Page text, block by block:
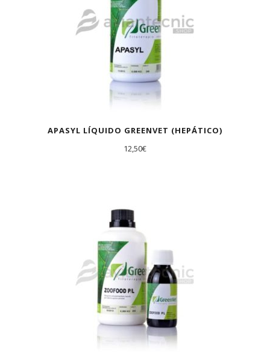
APASYL LÍQUIDO GREENVET (HEPÁTICO)
12,50€